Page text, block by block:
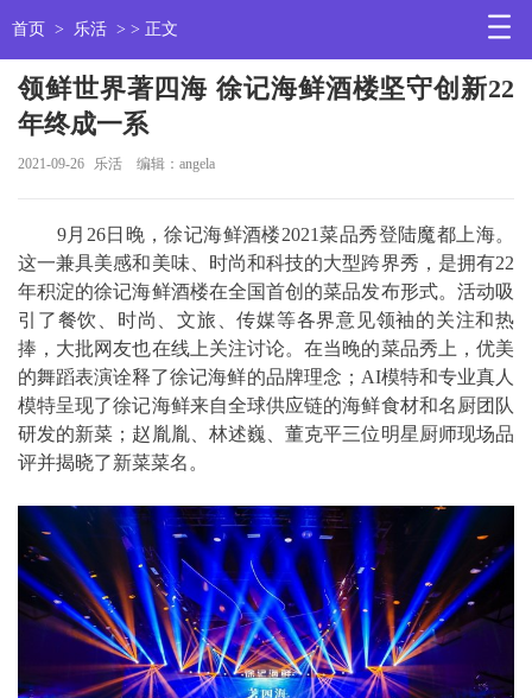
首页 > 乐活 > > 正文
领鲜世界著四海 徐记海鲜酒楼坚守创新22
年终成一系
2021-09-26 乐活 编辑：angela
9月26日晚，徐记海鲜酒楼2021菜品秀登陆魔都上海。
这一兼具美感和美味、时尚和科技的大型跨界秀，是拥有22
年积淀的徐记海鲜酒楼在全国首创的菜品发布形式。活动吸
引了餐饮、时尚、文旅、传媒等各界意见领袖的关注和热
捧，大批网友也在线上关注讨论。在当晚的菜品秀上，优美
的舞蹈表演诠释了徐记海鲜的品牌理念；AI模特和专业真人
模特呈现了徐记海鲜来自全球供应链的海鲜食材和名厨团队
研发的新菜；赵胤胤、林述巍、董克平三位明星厨师现场品
评并揭晓了新菜菜名。